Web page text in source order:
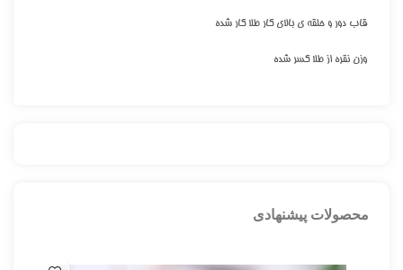
قاب دور و حلقه ی بالای کار طلا کار شده
وزن نقره از طلا کسر شده
محصولات پیشنهادی